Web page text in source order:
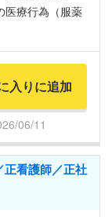
医療行為（服薬
入りに追加
06/11
看護師／正社